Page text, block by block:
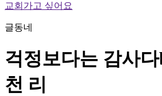
교회가고 싶어요
글동네
걱정보다는 감사다
천 리